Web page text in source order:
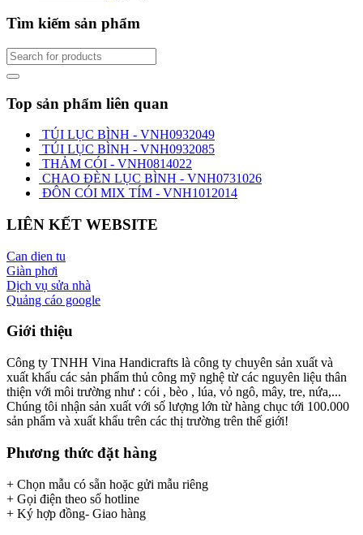
Tìm kiếm sản phẩm
Top sản phẩm liên quan
TÚI LỤC BÌNH - VNH0932049
TÚI LỤC BÌNH - VNH0932085
THẢM CÓI - VNH0814022
CHAO ĐÈN LỤC BÌNH - VNH0731026
ĐÔN CÓI MIX TÍM - VNH1012014
LIÊN KẾT WEBSITE
Can dien tu
Giàn phơi
Dịch vụ sửa nhà
Quảng cáo google
Giới thiệu
Công ty TNHH Vina Handicrafts là công ty chuyên sản xuất và
xuất khẩu các sản phẩm thủ công mỹ nghệ từ các nguyên liệu thân
thiện với môi trường như : cói , bèo , lúa, vỏ ngô, mây, tre, nứa,...
Chúng tôi nhận sản xuất với số lượng lớn từ hàng chục tới 100.000
sản phẩm và xuất khẩu trên các thị trường trên thế giới!
Phương thức đặt hàng
+ Chọn mẫu có sẵn hoặc gửi mẫu riêng
+ Gọi điện theo số hotline
+ Ký hợp đồng- Giao hàng